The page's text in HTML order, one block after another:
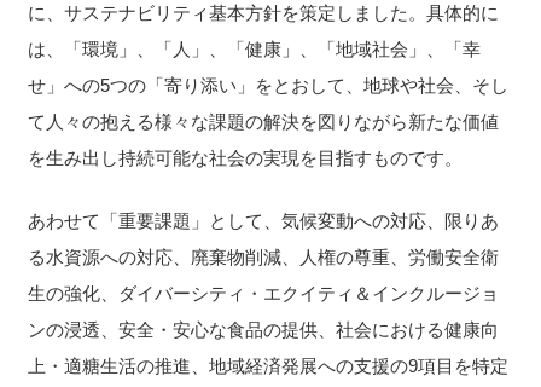
に、サステナビリティ基本方針を策定しました。具体的に
は、「環境」、「人」、「健康」、「地域社会」、「幸
せ」への5つの「寄り添い」をとおして、地球や社会、そし
て人々の抱える様々な課題の解決を図りながら新たな価値
を生み出し持続可能な社会の実現を目指すものです。
あわせて「重要課題」として、気候変動への対応、限りあ
る水資源への対応、廃棄物削減、人権の尊重、労働安全衛
生の強化、ダイバーシティ・エクイティ＆インクルージョ
ンの浸透、安全・安心な食品の提供、社会における健康向
上・適糖生活の推進、地域経済発展への支援の9項目を特定